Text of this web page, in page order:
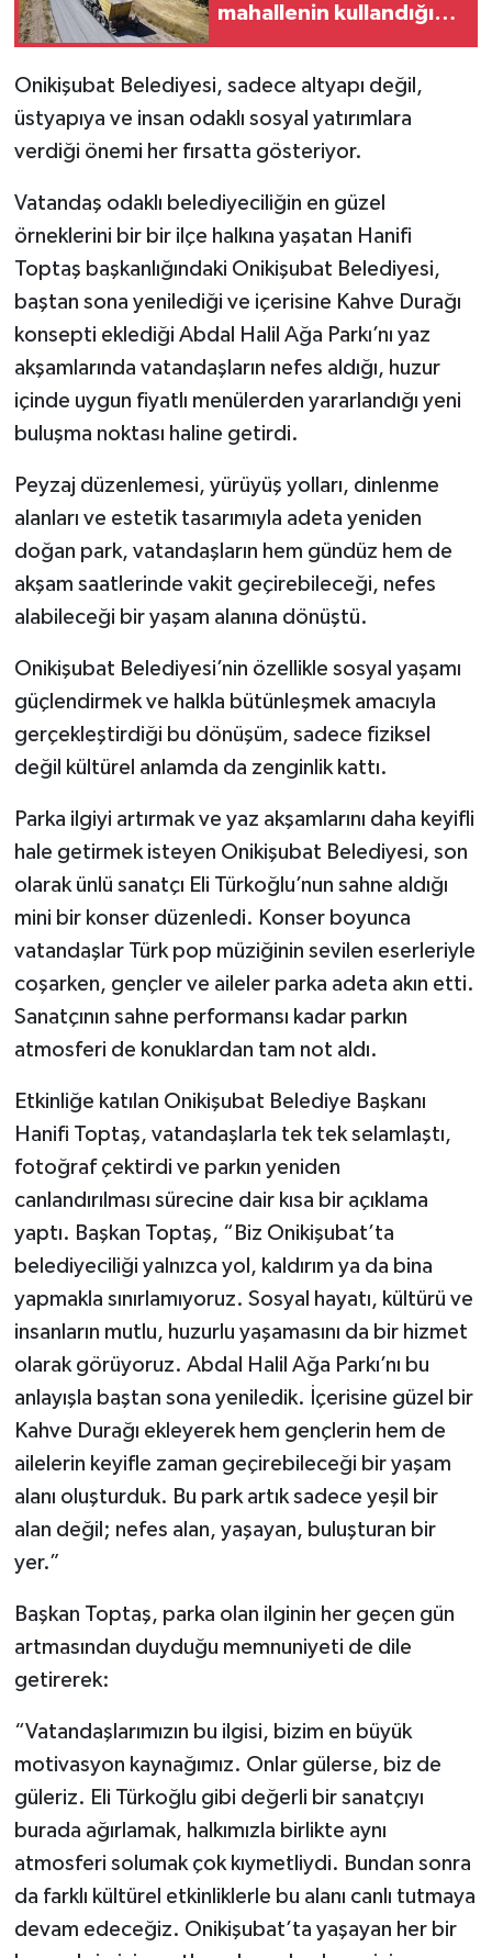
mahallenin kullandığı
Onikişubat Belediyesi, sadece altyapı değil,
üstyapıya ve insan odaklı sosyal yatırımlara
verdiği önemi her fırsatta gösteriyor.
Vatandaş odaklı belediyeciliğin en güzel
örneklerini bir bir ilçe halkına yaşatan Hanifi
Toptaş başkanlığındaki Onikişubat Belediyesi,
baştan sona yenilediği ve içerisine Kahve Durağı
konsepti eklediği Abdal Halil Ağa Parkı’nı yaz
akşamlarında vatandaşların nefes aldığı, huzur
içinde uygun fiyatlı menülerden yararlandığı yeni
buluşma noktası haline getirdi.
Peyzaj düzenlemesi, yürüyüş yolları, dinlenme
alanları ve estetik tasarımıyla adeta yeniden
doğan park, vatandaşların hem gündüz hem de
akşam saatlerinde vakit geçirebileceği, nefes
alabileceği bir yaşam alanına dönüştü.
Onikişubat Belediyesi’nin özellikle sosyal yaşamı
güçlendirmek ve halkla bütünleşmek amacıyla
gerçekleştirdiği bu dönüşüm, sadece fiziksel
değil kültürel anlamda da zenginlik kattı.
Parka ilgiyi artırmak ve yaz akşamlarını daha keyifli
hale getirmek isteyen Onikişubat Belediyesi, son
olarak ünlü sanatçı Eli Türkoğlu’nun sahne aldığı
mini bir konser düzenledi. Konser boyunca
vatandaşlar Türk pop müziğinin sevilen eserleriyle
coşarken, gençler ve aileler parka adeta akın etti.
Sanatçının sahne performansı kadar parkın
atmosferi de konuklardan tam not aldı.
Etkinliğe katılan Onikişubat Belediye Başkanı
Hanifi Toptaş, vatandaşlarla tek tek selamlaştı,
fotoğraf çektirdi ve parkın yeniden
canlandırılması sürecine dair kısa bir açıklama
yaptı. Başkan Toptaş, “Biz Onikişubat’ta
belediyeciliği yalnızca yol, kaldırım ya da bina
yapmakla sınırlamıyoruz. Sosyal hayatı, kültürü ve
insanların mutlu, huzurlu yaşamasını da bir hizmet
olarak görüyoruz. Abdal Halil Ağa Parkı’nı bu
anlayışla baştan sona yeniledik. İçerisine güzel bir
Kahve Durağı ekleyerek hem gençlerin hem de
ailelerin keyifle zaman geçirebileceği bir yaşam
alanı oluşturduk. Bu park artık sadece yeşil bir
alan değil; nefes alan, yaşayan, buluşturan bir
yer.”
Başkan Toptaş, parka olan ilginin her geçen gün
artmasından duyduğu memnuniyeti de dile
getirerek:
“Vatandaşlarımızın bu ilgisi, bizim en büyük
motivasyon kaynağımız. Onlar gülerse, biz de
güleriz. Eli Türkoğlu gibi değerli bir sanatçıyı
burada ağırlamak, halkımızla birlikte aynı
atmosferi solumak çok kıymetliydi. Bundan sonra
da farklı kültürel etkinliklerle bu alanı canlı tutmaya
devam edeceğiz. Onikişubat’ta yaşayan her bir